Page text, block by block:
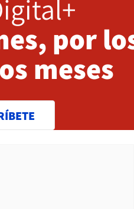
por
meses